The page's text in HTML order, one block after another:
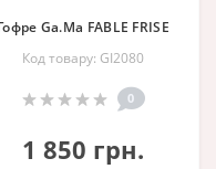
Ga.Ma FABLE FRISE
Код товару: GI2080
0
1 850 грн.